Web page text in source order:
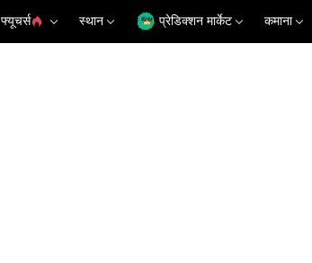
फ्यूचर्स स्थान प्रेडिक्शन मार्केट कमाना